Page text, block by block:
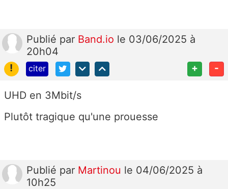
Publié par Band.io le 03/06/2025 à
20h04
!
citer + -
UHD en 3Mbit/s
Plutôt tragique qu'une prouesse
Publié par Martinou le 04/06/2025 à
10h25